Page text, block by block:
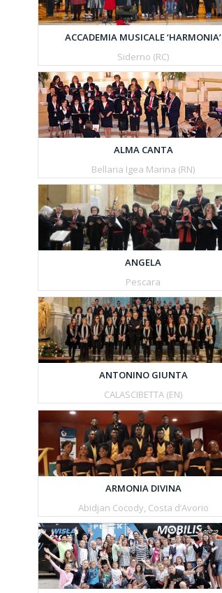
ACCADEMIA MUSICALE ‘HARMONIA’
Siderno (RC)
ALMA CANTA
Bellaria Igea Marina (RN)
ANGELA
Pescara
ANTONINO GIUNTA
CALASCIBETTA (EN)
ARMONIA DIVINA
Abidjan Cocody, Costa d’Avorio